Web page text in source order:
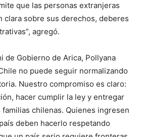
que las personas extranjeras
clara sobre sus derechos, deberes
agregó.
de Gobierno de Arica, Pollyana
no puede seguir normalizando
Nuestro compromiso es claro:
hacer cumplir la ley y entregar
chilenas. Quienes ingresen
deben hacerlo respetando